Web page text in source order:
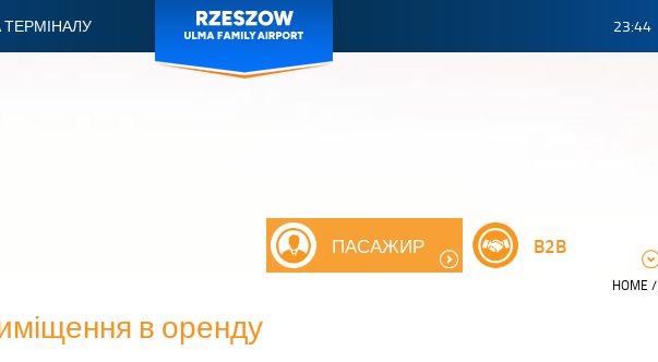
ТЕРМІНАЛУ 23:44
B2B
ПАСАЖИР
HOME /
в оренду